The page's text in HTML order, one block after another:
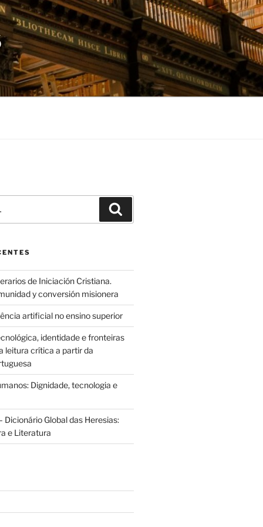
de Iniciación Cristiana.
y conversión misionera
artificial no ensino superior
identidade e fronteiras
leitura crítica a partir da
Dignidade, tecnologia e
Dicionário Global das Heresias:
e Literatura